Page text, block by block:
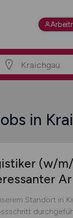
in
(w/
Standort in